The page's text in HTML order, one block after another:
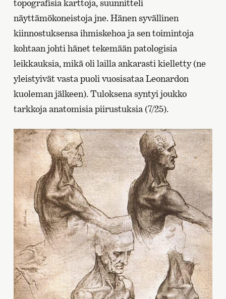
topografisia karttoja, suunnitteli
näyttämökoneistoja jne. Hänen syvällinen
kiinnostuksensa ihmiskehoa ja sen toimintoja
kohtaan johti hänet tekemään patologisia
leikkauksia, mikä oli lailla ankarasti kielletty (ne
yleistyivät vasta puoli vuosisataa Leonardon
kuoleman jälkeen). Tuloksena syntyi joukko
tarkkoja anatomisia piirustuksia (7/25).